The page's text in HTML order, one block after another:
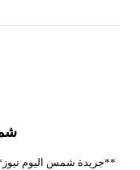
**جريدة شمس اليوم